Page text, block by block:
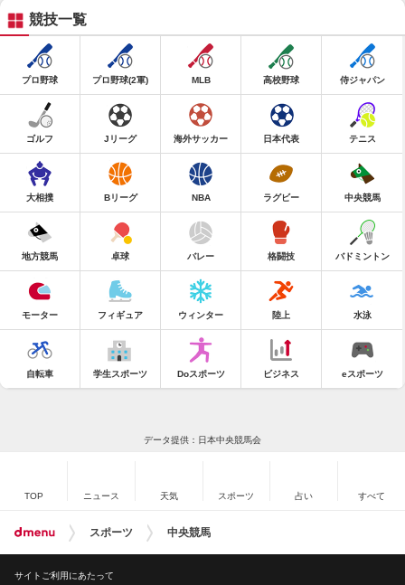
競技一覧
プロ野球 プロ野球(2軍) MLB 高校野球 侍ジャパン
ゴルフ Jリーグ 海外サッカー 日本代表 テニス
大相撲 Bリーグ NBA ラグビー 中央競馬
地方競馬 卓球 バレー 格闘技 バドミントン
モーター フィギュア ウィンター 陸上 水泳
自転車 学生スポーツ Doスポーツ ビジネス eスポーツ
データ提供：日本中央競馬会
TOP ニュース 天気 スポーツ 占い すべて
スポーツ 中央競馬
サイトご利用にあたって